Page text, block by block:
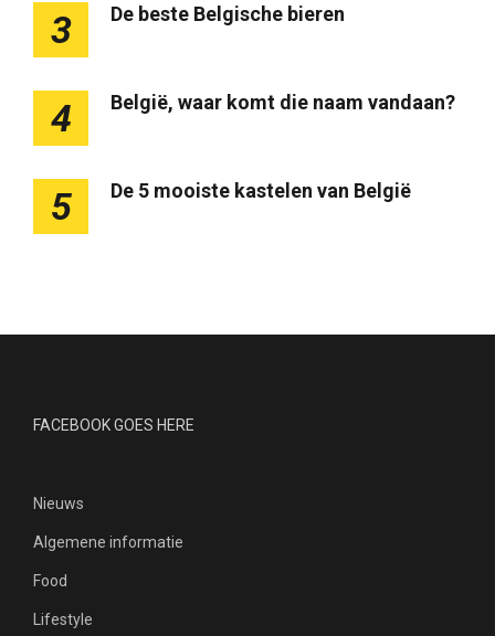
3 De beste Belgische bieren
4 België, waar komt die naam vandaan?
5 De 5 mooiste kastelen van België
FACEBOOK GOES HERE
Nieuws
Algemene informatie
Food
Lifestyle